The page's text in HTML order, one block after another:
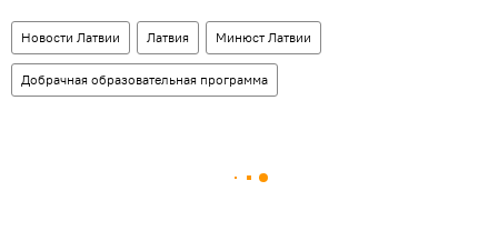
Новости Латвии Латвия Минюст Латвии
Добрачная образовательная программа